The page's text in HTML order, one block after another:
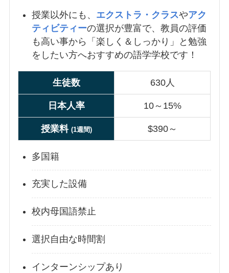
授業以外にも、 エクストラ・クラスやアク
ティビティーの選択が豊富で、教員の評価
も高い事から「楽しく＆しっかり」と勉強
をしたい方へおすすめの語学学校です！
生徒数 630人
日本人率 10～15%
授業料 (1週間) $390～
多国籍
充実した設備
校内母国語禁止
選択自由な時間割
インターンシップあり